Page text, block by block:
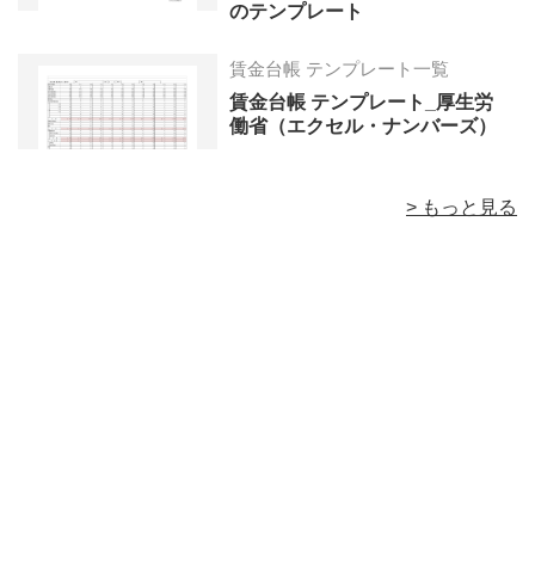
のテンプレート
賃金台帳 テンプレート一覧
賃金台帳 テンプレート_厚生労
働省（エクセル・ナンバーズ）
> もっと見る